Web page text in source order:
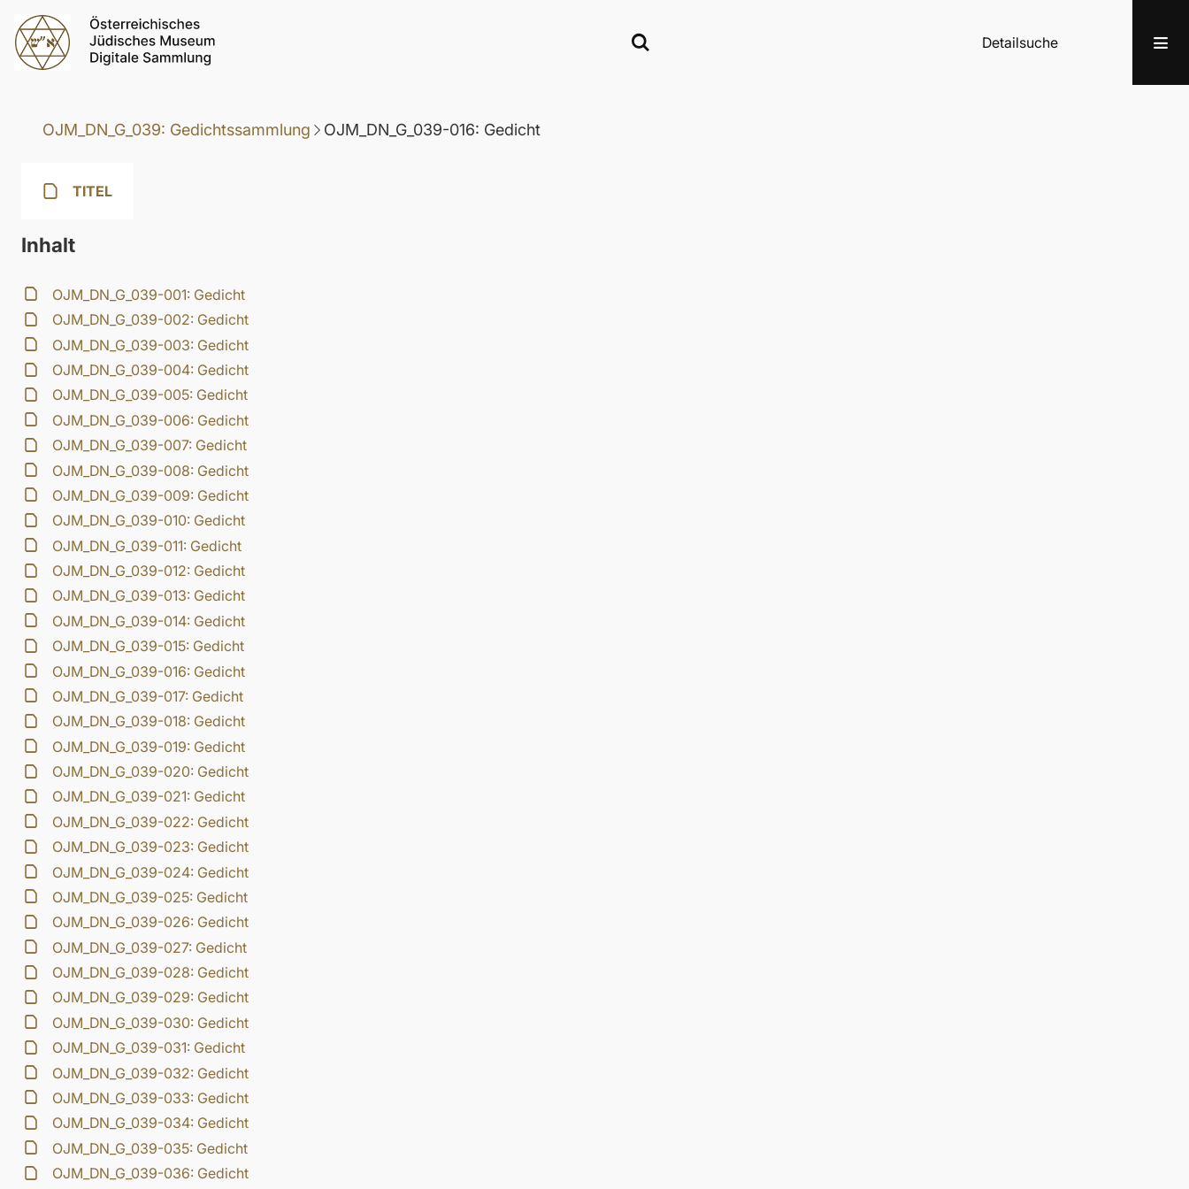
Detailsuche
OJM_DN_G_039: Gedichtssammlung OJM_DN_G_039-016: Gedicht
TITEL
Inhalt
OJM_DN_G_039-001: Gedicht
OJM_DN_G_039-002: Gedicht
OJM_DN_G_039-003: Gedicht
OJM_DN_G_039-004: Gedicht
OJM_DN_G_039-005: Gedicht
OJM_DN_G_039-006: Gedicht
OJM_DN_G_039-007: Gedicht
OJM_DN_G_039-008: Gedicht
OJM_DN_G_039-009: Gedicht
OJM_DN_G_039-010: Gedicht
OJM_DN_G_039-011: Gedicht
OJM_DN_G_039-012: Gedicht
OJM_DN_G_039-013: Gedicht
OJM_DN_G_039-014: Gedicht
OJM_DN_G_039-015: Gedicht
OJM_DN_G_039-016: Gedicht
OJM_DN_G_039-017: Gedicht
OJM_DN_G_039-018: Gedicht
OJM_DN_G_039-019: Gedicht
OJM_DN_G_039-020: Gedicht
OJM_DN_G_039-021: Gedicht
OJM_DN_G_039-022: Gedicht
OJM_DN_G_039-023: Gedicht
OJM_DN_G_039-024: Gedicht
OJM_DN_G_039-025: Gedicht
OJM_DN_G_039-026: Gedicht
OJM_DN_G_039-027: Gedicht
OJM_DN_G_039-028: Gedicht
OJM_DN_G_039-029: Gedicht
OJM_DN_G_039-030: Gedicht
OJM_DN_G_039-031: Gedicht
OJM_DN_G_039-032: Gedicht
OJM_DN_G_039-033: Gedicht
OJM_DN_G_039-034: Gedicht
OJM_DN_G_039-035: Gedicht
OJM_DN_G_039-036: Gedicht